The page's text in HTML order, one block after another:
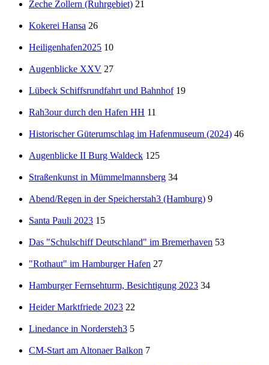
Zeche Zollern (Ruhrgebiet) 21
Kokerei Hansa 26
Heiligenhafen2025 10
Augenblicke XXV 27
Lübeck Schiffsrundfahrt und Bahnhof 19
Rah3our durch den Hafen HH 11
Historischer Güterumschlag im Hafenmuseum (2024) 46
Augenblicke II Burg Waldeck 125
Straßenkunst in Mümmelmannsberg 34
Abend/Regen in der Speicherstah3 (Hamburg) 9
Santa Pauli 2023 15
Das "Schulschiff Deutschland" im Bremerhaven 53
"Rothaut" im Hamburger Hafen 27
Hamburger Fernsehturm, Besichtigung 2023 34
Heider Marktfriede 2023 22
Linedance in Nordersteh3 5
CM-Start am Altonaer Balkon 7